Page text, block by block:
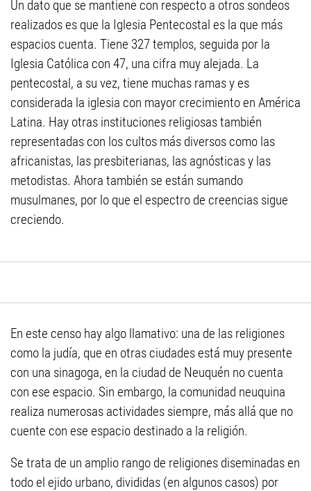
Un dato que se mantiene con respecto a otros sondeos
realizados es que la Iglesia Pentecostal es la que más
espacios cuenta. Tiene 327 templos, seguida por la
Iglesia Católica con 47, una cifra muy alejada. La
pentecostal, a su vez, tiene muchas ramas y es
considerada la iglesia con mayor crecimiento en América
Latina. Hay otras instituciones religiosas también
representadas con los cultos más diversos como las
africanistas, las presbiterianas, las agnósticas y las
metodistas. Ahora también se están sumando
musulmanes, por lo que el espectro de creencias sigue
creciendo.
En este censo hay algo llamativo: una de las religiones
como la judía, que en otras ciudades está muy presente
con una sinagoga, en la ciudad de Neuquén no cuenta
con ese espacio. Sin embargo, la comunidad neuquina
realiza numerosas actividades siempre, más allá que no
cuente con ese espacio destinado a la religión.
Se trata de un amplio rango de religiones diseminadas en
todo el ejido urbano, divididas (en algunos casos) por